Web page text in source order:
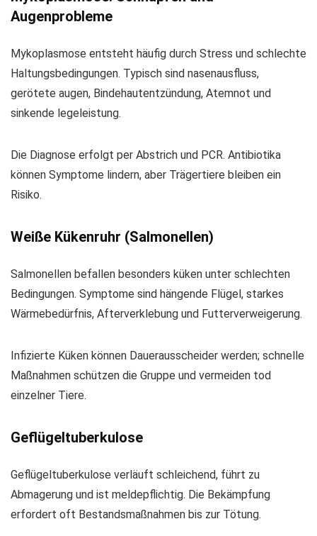
Augenprobleme
Mykoplasmose entsteht häufig durch Stress und schlechte
Haltungsbedingungen. Typisch sind nasenausfluss,
gerötete augen, Bindehautentzündung, Atemnot und
sinkende legeleistung.
Die Diagnose erfolgt per Abstrich und PCR. Antibiotika
können Symptome lindern, aber Trägertiere bleiben ein
Risiko.
Weiße Kükenruhr (Salmonellen)
Salmonellen befallen besonders küken unter schlechten
Bedingungen. Symptome sind hängende Flügel, starkes
Wärmebedürfnis, Afterverklebung und Futterverweigerung.
Infizierte Küken können Dauerausscheider werden; schnelle
Maßnahmen schützen die Gruppe und vermeiden tod
einzelner Tiere.
Geflügeltuberkulose
Geflügeltuberkulose verläuft schleichend, führt zu
Abmagerung und ist meldepflichtig. Die Bekämpfung
erfordert oft Bestandsmaßnahmen bis zur Tötung.